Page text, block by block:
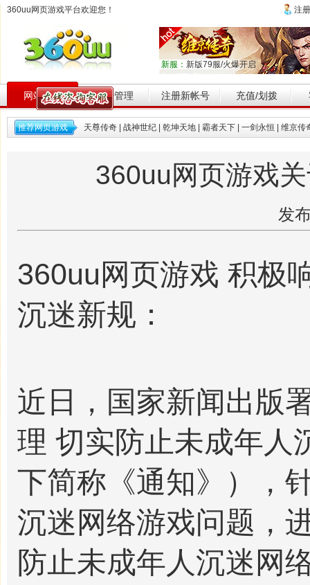
360uu网页游戏平台欢迎您！ 注册
新服： 新版79服/火爆开启
网站首页 帐号管理 注册新帐号 充值/划拨
推荐网页游戏 天尊传奇 战神世纪 乾坤天地 霸者天下 一剑永恒 维京传
360uu网页游戏
发
360uu网页游戏 积极
沉迷新规：
近日，国家新闻出版
理 切实防止未成年人
下简称《通知》），
沉迷网络游戏问题，
防止未成年人沉迷网